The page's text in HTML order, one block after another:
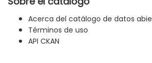
Acerca del catálogo de datos
Términos de uso
API CKAN